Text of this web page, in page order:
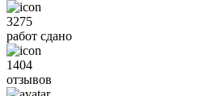
3275
работ сдано
1404
отзывов